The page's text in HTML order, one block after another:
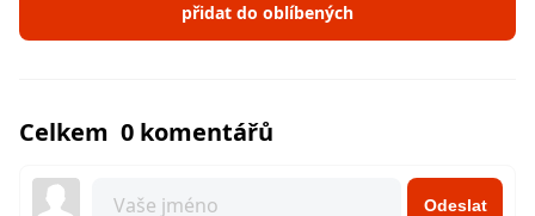
přidat do oblíbených
Celkem 0 komentářů
Odeslat